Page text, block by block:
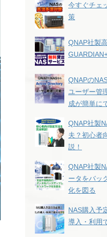
今すぐチェ
策
QNAP社製
QNAPの
ユーザー管
成が簡単に
QNAP社製
夫？初心者
説！
QNAP社製
ータをバッ
化を図る
NAS購入予
導入・利用